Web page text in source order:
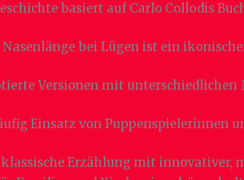
basiert auf Carlo Collodis
Nasenlänge bei Lügen ist ein
Versionen mit
Einsatz von Puppenspielerinnen
Erzählung mit innovativer,